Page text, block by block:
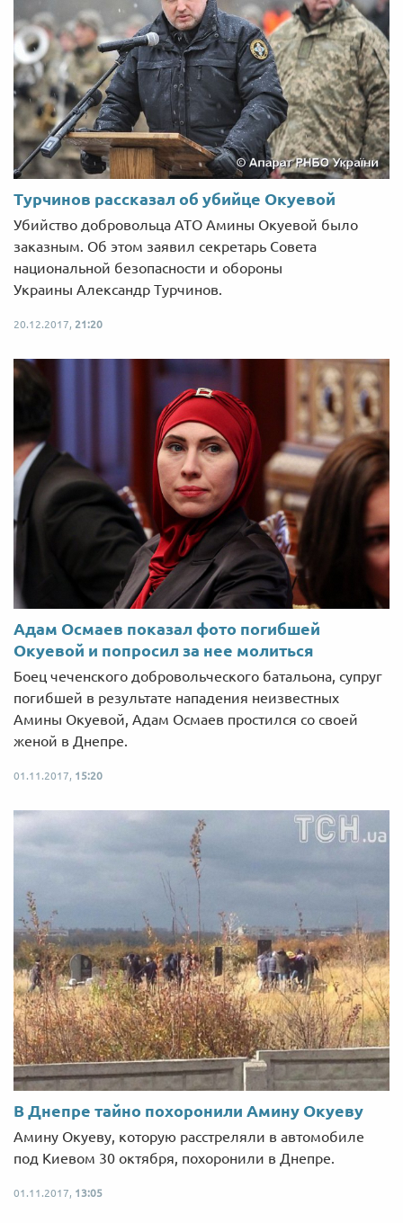
Турчинов рассказал об убийце Окуевой
Убийство добровольца АТО Амины Окуевой было
заказным. Об этом заявил секретарь Совета
национальной безопасности и обороны
Украины Александр Турчинов.
20.12.2017, 21:20
Адам Осмаев показал фото погибшей
Окуевой и попросил за нее молиться
Боец чеченского добровольческого батальона, супруг
погибшей в результате нападения неизвестных
Амины Окуевой, Адам Осмаев простился со своей
женой в Днепре.
01.11.2017, 15:20
В Днепре тайно похоронили Амину Окуеву
Амину Окуеву, которую расстреляли в автомобиле
под Киевом 30 октября, похоронили в Днепре.
01.11.2017, 13:05